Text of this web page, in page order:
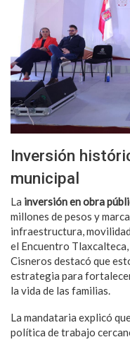
Inversión
municipal
La inversión en obra
millones de pesos y
infraestructura,
el Encuentro
Cisneros destacó que
estrategia para
la vida de las familias.
La mandataria explicó
política de trabajo